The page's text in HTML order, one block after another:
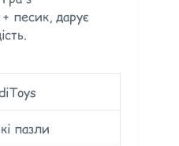
песик, дарує
пазли